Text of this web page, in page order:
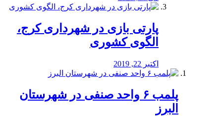
پارتی بازی در شهرداری کرج،
الگوی کشوری
اکتبر 22, 2019
پلمب ۶ واحد صنفی در شهرستان
البرز